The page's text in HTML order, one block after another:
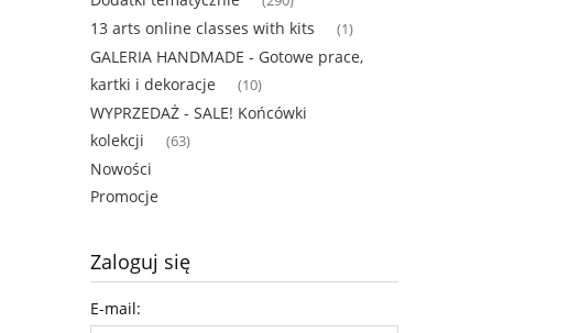
13 arts online classes with kits (1)
GALERIA HANDMADE - Gotowe prace,
kartki i dekoracje
(10)
WYPRZEDAŻ - SALE! Końcówki
kolekcji
(63)
Nowości
Promocje
Zaloguj się
E-mail: